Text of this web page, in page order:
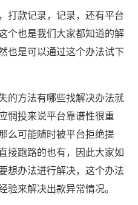
打款记录，记录，还有平台
个也是我们大家都知道的解
也是可以通过这个办法试下
的方法有哪些找解决办法就
惘投来说平台靠谱性很重
么可能随时被平台拒绝提
接跑路的也有，因此大家如
想办法进行解决，这个办法
验来解决出款异常情况。